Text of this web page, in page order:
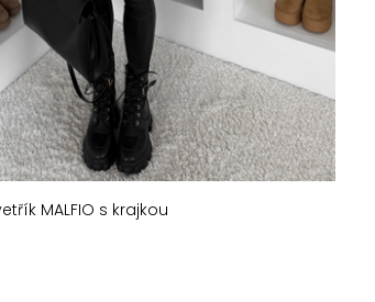
MALFIO s krajkou